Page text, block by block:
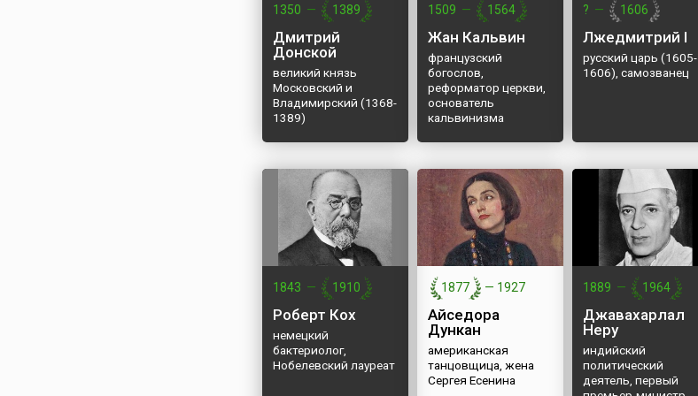
тысяч миль (33 тыс. км).
Японский флот имел
преимущество в...
исследовательскую ...
1350 — 1389
Дмитрий
Донской
великий князь
Московский и
Владимирский (1368-
1389)
1509 — 1564
Жан Кальвин
французский
богослов,
реформатор церкви,
основатель
кальвинизма
? — 1606
Лжедмитрий I
русский царь (1605-
1606), самозванец
1843 — 1910
Роберт Кох
немецкий
бактериолог,
Нобелевский лауреат
1877 — 1927
Айседора
Дункан
американская
танцовщица, жена
Сергея Есенина
1889 — 1964
Джавахарлал
Неру
индийский
политический
деятель, первый